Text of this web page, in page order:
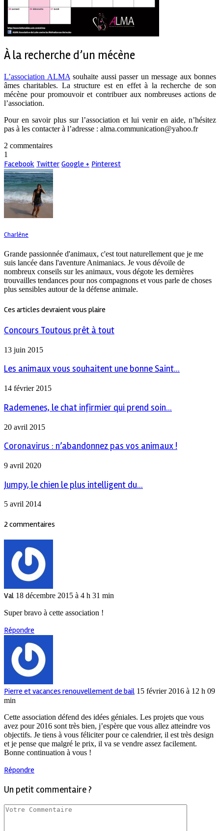
À la recherche d’un mécène
L’association ALMA souhaite aussi passer un message aux bonnes
âmes charitables. La structure est en effet à la recherche de son
mécène pour promouvoir et contribuer aux nombreuses actions de
l’association.
Pour en savoir plus sur l’association et lui venir en aide, n’hésitez
pas à les contacter à l’adresse : alma.communication@yahoo.fr
2 commentaires
1
Facebook Twitter Google + Pinterest
Charlène
Grande passionnée d'animaux, c'est tout naturellement que je me
suis lancée dans l'aventure Animaniacs. Je vous dévoile de
nombreux conseils sur les animaux, vous dégote les dernières
trouvailles tendances pour nos compagnons et vous parle de choses
plus sensibles autour de la défense animale.
Ces articles devraient vous plaire
Concours Toutous prêt à tout
13 juin 2015
Les animaux vous souhaitent une bonne Saint...
14 février 2015
Rademenes, le chat infirmier qui prend soin...
20 avril 2015
Coronavirus : n’abandonnez pas vos animaux !
9 avril 2020
Jumpy, le chien le plus intelligent du...
5 avril 2014
2 commentaires
Val 18 décembre 2015 à 4 h 31 min
Super bravo à cette association !
Répondre
Pierre et vacances renouvellement de bail 15 février 2016 à 12 h 09
min
Cette association défend des idées géniales. Les projets que vous
avez pour 2016 sont très bien, j’espère que vous allez atteindre vos
objectifs. Je tiens à vous féliciter pour ce calendrier, il est très design
et je pense que malgré le prix, il va se vendre assez facilement.
Bonne continuation à vous !
Répondre
Un petit commentaire ?